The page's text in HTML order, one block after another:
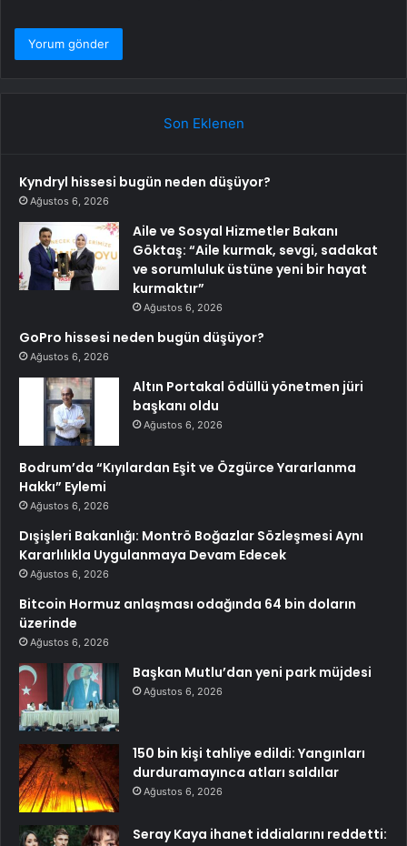
Son Eklenen
Kyndryl hissesi bugün neden düşüyor?
Ağustos 6, 2026
Aile ve Sosyal Hizmetler Bakanı
Göktaş: “Aile kurmak, sevgi, sadakat
ve sorumluluk üstüne yeni bir hayat
kurmaktır”
Ağustos 6, 2026
GoPro hissesi neden bugün düşüyor?
Ağustos 6, 2026
Altın Portakal ödüllü yönetmen jüri
başkanı oldu
Ağustos 6, 2026
Bodrum’da “Kıyılardan Eşit ve Özgürce Yararlanma
Hakkı” Eylemi
Ağustos 6, 2026
Dışişleri Bakanlığı: Montrö Boğazlar Sözleşmesi Aynı
Kararlılıkla Uygulanmaya Devam Edecek
Ağustos 6, 2026
Bitcoin Hormuz anlaşması odağında 64 bin doların
üzerinde
Ağustos 6, 2026
Başkan Mutlu’dan yeni park müjdesi
Ağustos 6, 2026
150 bin kişi tahliye edildi: Yangınları
durduramayınca atları saldılar
Ağustos 6, 2026
Seray Kaya ihanet iddialarını reddetti: